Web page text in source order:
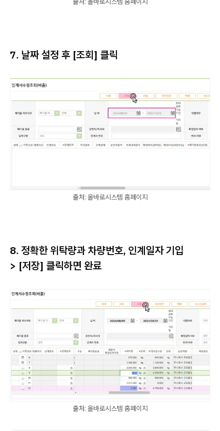
7. 날짜 설정 후 [조회] 클릭
출처: 올바로시스템 홈페이지
8. 정확한 위탁량과 차량번호, 인계일자 기입
> [저장] 클릭하면 완료
출처: 올바로시스템 홈페이지